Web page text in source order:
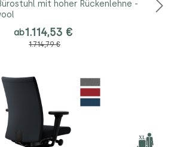
mit hoher Rückenlehne -
ab1.114,53 €
1.714,79 €